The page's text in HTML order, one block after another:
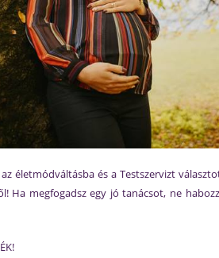
életmódváltásba és a Testszervizt
Ha megfogadsz egy jó tanácsot, ne